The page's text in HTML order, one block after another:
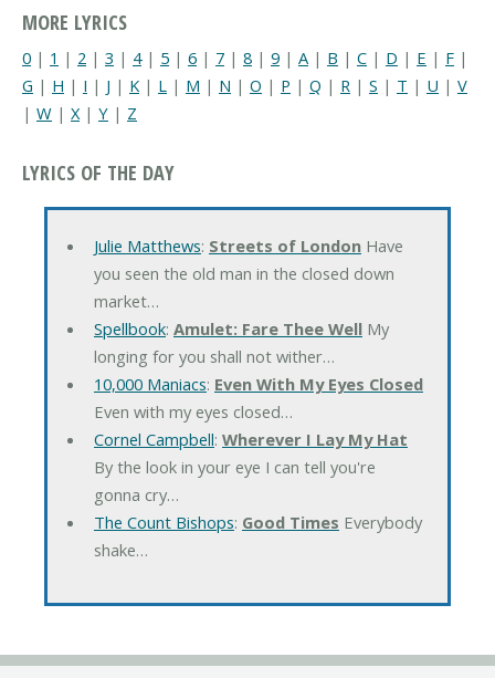
MORE LYRICS
0 | 1 | 2 | 3 | 4| 5 | 6 | 7 | 8 | 9 | A | B | C | D | E | F |
G | H | I | J | K | L | M | N | O | P | Q | R | S | T | U | V
| W | X | Y | Z
LYRICS OF THE DAY
Julie Matthews: Streets of LondonHave
you seen the old man in the closed down
market…
Spellbook: Amulet: Fare Thee WellMy
longing for you shall not wither…
10,000 Maniacs: Even With My Eyes Closed
Even with my eyes closed…
Cornel Campbell: Wherever I Lay My Hat
By the look in your eye I can tell you're
gonna cry…
The Count Bishops: Good Times Everybody
shake…